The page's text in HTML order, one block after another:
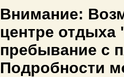
Внимание:
центре отдыха
пребывание с
Подробности